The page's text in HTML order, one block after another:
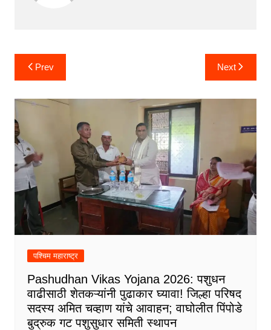
Post
navigation
Prev Next
पश्चिम महाराष्ट्र
Pashudhan Vikas Yojana 2026: पशुधन
वाढीसाठी शेतकऱ्यांनी पुढाकार घ्यावा! जिल्हा परिषद
सदस्य अमित चव्हाण यांचे आवाहन; वाघोलीत पिंपोडे
बुद्रुक गट पशुसुधार समिती स्थापन